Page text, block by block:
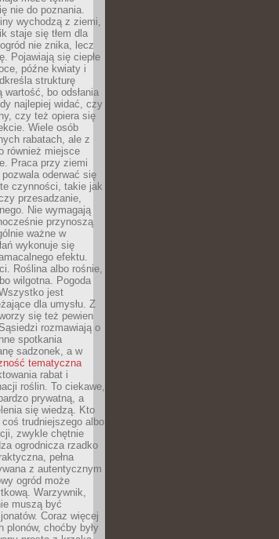
nie do poznania.
wychodzą z ziemi,
staje się tłem dla
nie znika, lecz
Pojawiają się ciepłe
późne kwiaty i
strukturę
wartość, bo odsłania
najlepiej widać, czy
czy też opiera się
Wiele osób
rabatach, ale z
również miejsce
Praca przy ziemi
oderwać się
czynności, takie jak
przesadzanie,
Nie wymagają
przynoszą
ważne w
wykonuje się
efektu.
Roślina albo rośnie,
wilgotna. Pogoda
jest
dla umysłu. Z
się też pewien
rozmawiają o
spotkania
sadzonek, a w
tematyczna
rabat i
roślin. To ciekawe,
prywatną, a
się wiedzą. Kto
coś trudniejszego albo
zwykle chętnie
ogrodnicza rzadko
pełna
z autentycznym
ogród może
Warzywnik,
muszą być
Coraz więcej
plonów, choćby były